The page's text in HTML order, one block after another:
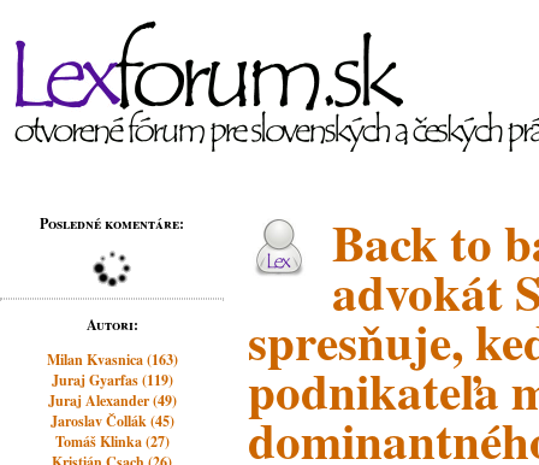
Posledné komentáre:
Autori:
Milan Kvasnica (163)
Juraj Gyarfas (119)
Juraj Alexander (49)
Jaroslav Čollák (45)
Tomáš Klinka (27)
Back to
advokát
spresňuje,
podnikateľa